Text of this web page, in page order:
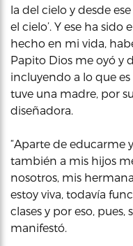
la del cielo y desde
el cielo’. Y ese ha
hecho en mi vida,
Papito Dios me oyó y
incluyendo a lo que
tuve una madre, por
diseñadora.
“Aparte de educarme
también a mis hijos
nosotros, mis
estoy viva, todavía
clases y por eso, pues,
manifestó.